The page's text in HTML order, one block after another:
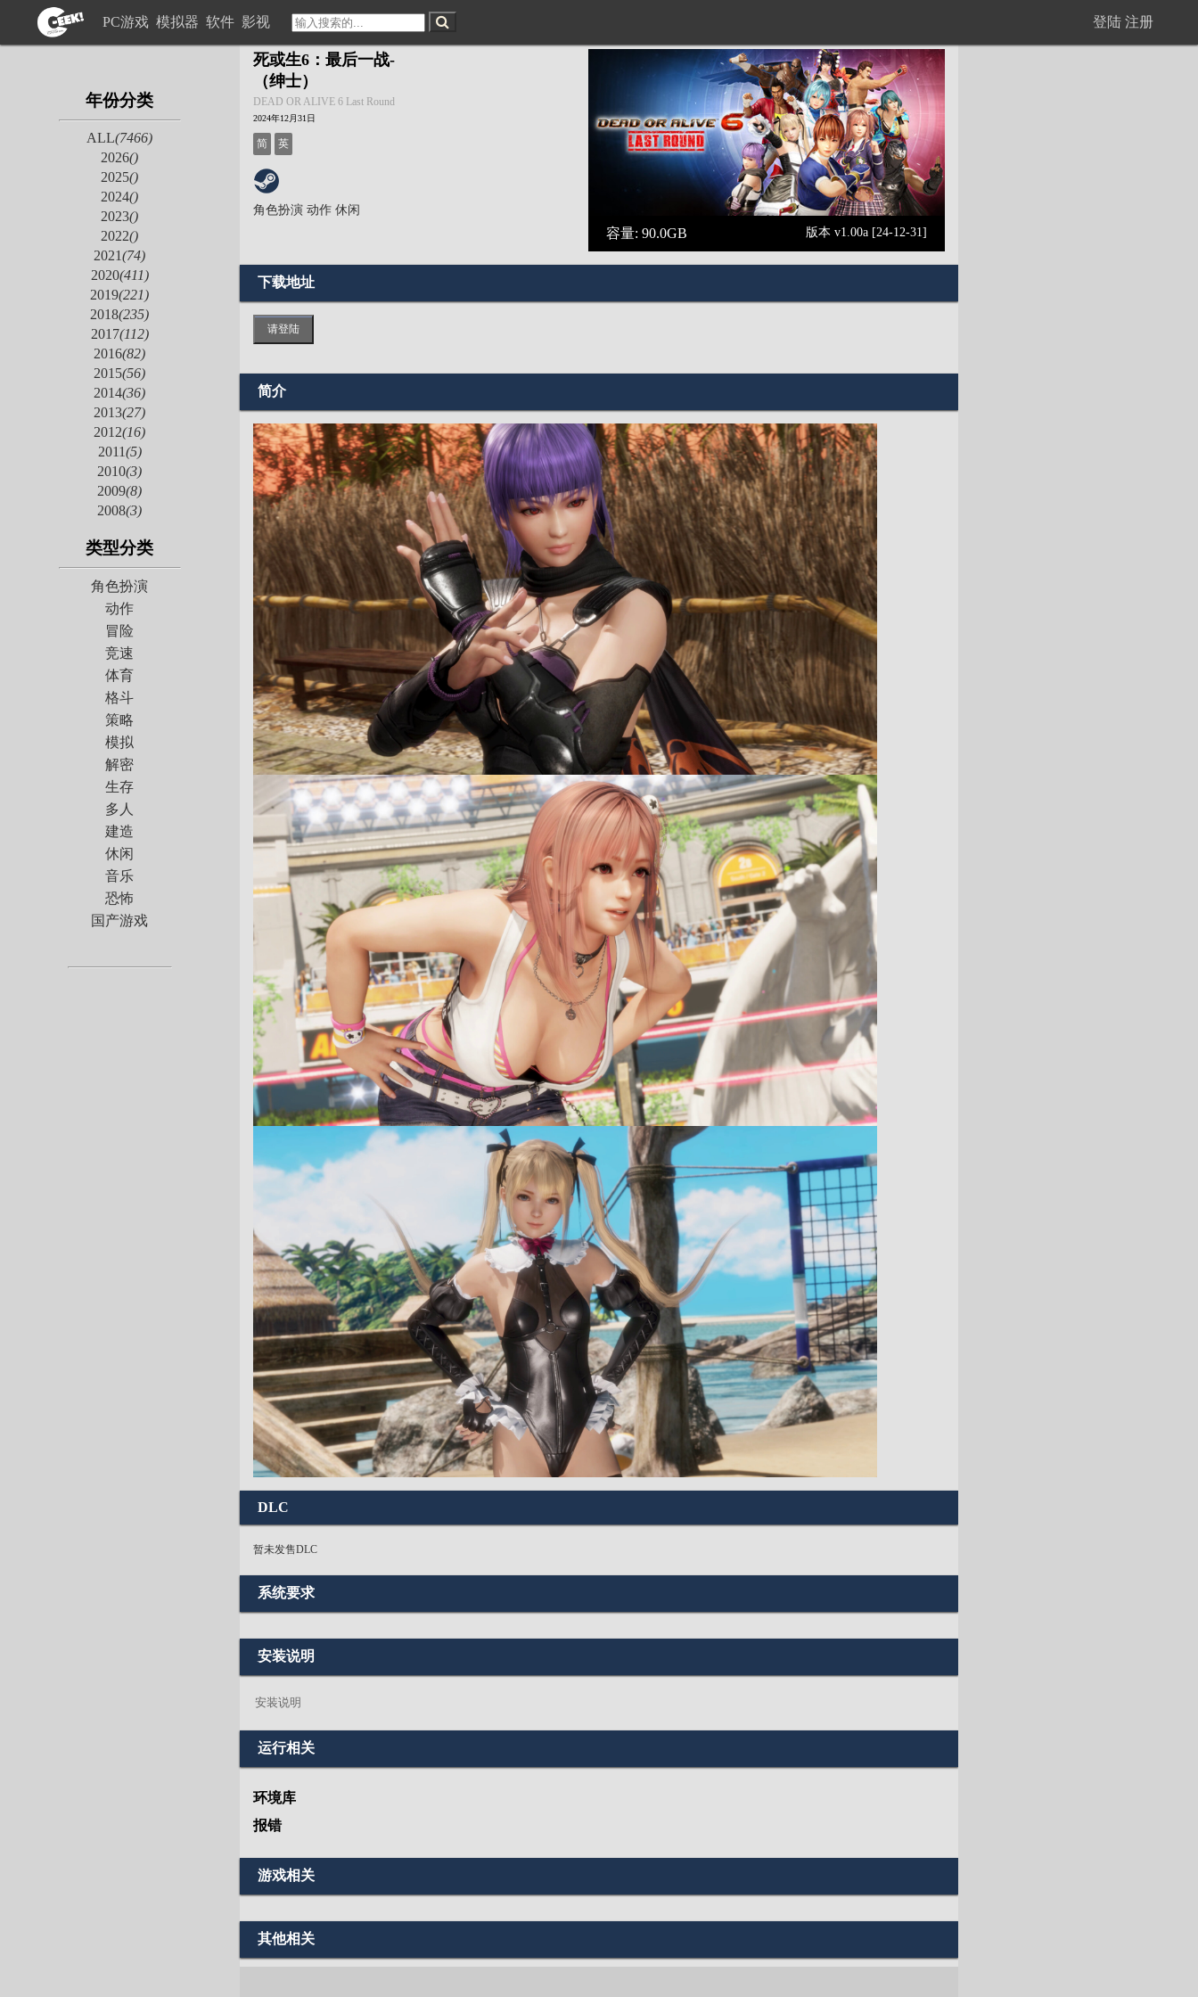
PC游戏 模拟器 软件 影视 登陆 注册
年份分类
ALL(7466)
2026()
2025()
2024()
2023()
2022()
2021(74)
2020(411)
2019(221)
2018(235)
2017(112)
2016(82)
2015(56)
2014(36)
2013(27)
2012(16)
2011(5)
2010(3)
2009(8)
2008(3)
类型分类
角色扮演
动作
冒险
竞速
体育
格斗
策略
模拟
解密
生存
多人
建造
休闲
音乐
恐怖
国产游戏
死或生6：最后一战-
（绅士）
DEAD OR ALIVE 6 Last Round
2024年12月31日
简 英
角色扮演 动作 休闲
容量: 90.0GB 版本 v1.00a [24-12-31]
下载地址
请登陆
简介
DLC
暂未发售DLC
系统要求
安装说明
安装说明
运行相关
环境库
报错
游戏相关
其他相关